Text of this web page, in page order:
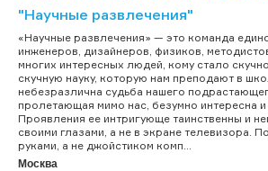
"Научные развлечения"
«Научные развлечения» — это команда
инженеров, дизайнеров, физиков,
многих интересных людей, кому стало
скучную науку, которую нам преподают в
небезразлична судьба нашего
пролетающая мимо нас, безумно интересна и
Проявления ее интригующе таинственны и
своими глазами, а не в экране телевизора.
руками, а не джойстиком комп...
Москва